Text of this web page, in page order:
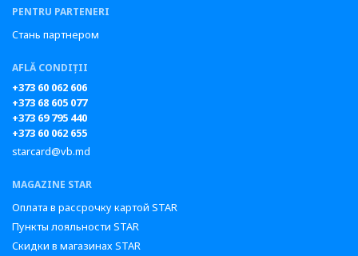
PENTRU PARTENERI
Стань партнером
AFLĂ CONDIȚII
+373 60 062 606
+373 68 605 077
+373 69 795 440
+373 60 062 655
starcard@vb.md
MAGAZINE STAR
Оплата в рассрочку картой STAR
Пункты лояльности STAR
Скидки в магазинах STAR